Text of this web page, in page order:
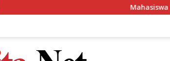
Mahasiswa dan Warga